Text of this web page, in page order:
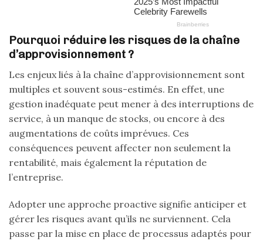
Pourquoi réduire les risques de la chaîne
d’approvisionnement ?
Les enjeux liés à la chaîne d’approvisionnement sont
multiples et souvent sous-estimés. En effet, une
gestion inadéquate peut mener à des interruptions de
service, à un manque de stocks, ou encore à des
augmentations de coûts imprévues. Ces
conséquences peuvent affecter non seulement la
rentabilité, mais également la réputation de
l’entreprise.
Adopter une approche proactive signifie anticiper et
gérer les risques avant qu’ils ne surviennent. Cela
passe par la mise en place de processus adaptés pour